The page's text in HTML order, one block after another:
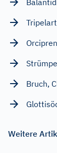
Bruch,
Weitere